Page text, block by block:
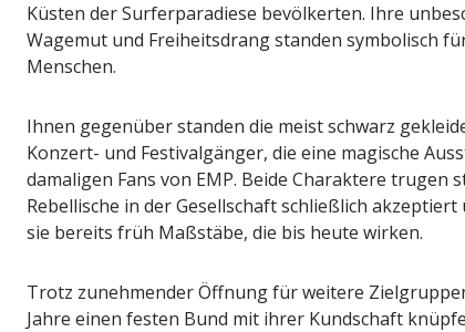
Küsten der Surferparadiese bevölkerten. Ihre
Wagemut und Freiheitsdrang standen symbolisch
Menschen.
Ihnen gegenüber standen die meist schwarz
Konzert- und Festivalgänger, die eine magische
damaligen Fans von EMP. Beide Charaktere trugen
Rebellische in der Gesellschaft schließlich
sie bereits früh Maßstäbe, die bis heute wirken.
Trotz zunehmender Öffnung für weitere
Jahre einen festen Bund mit ihrer Kundschaft